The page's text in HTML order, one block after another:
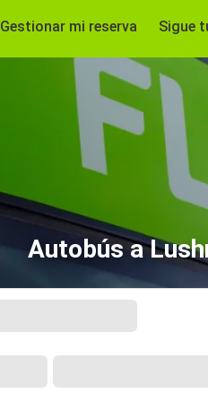
Gestionar mi reserva Sigue
Autobús a